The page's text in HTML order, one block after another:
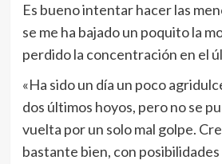
Es bueno intentar hacer las
se me ha bajado un poquito la
perdido la concentración en el
«Ha sido un día un poco
dos últimos hoyos, pero no se
vuelta por un solo mal golpe.
bastante bien, con